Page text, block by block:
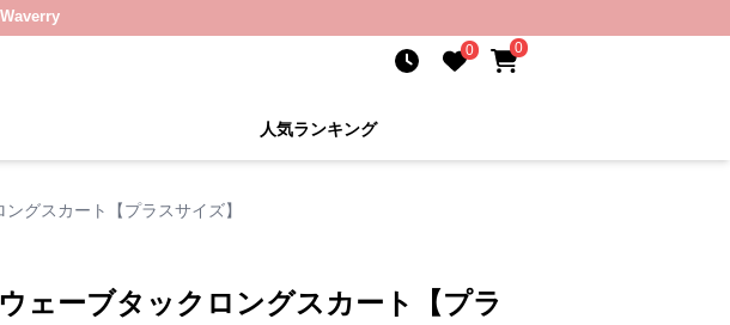
0 0
人気ランキング
グスカート【プラスサイズ】
ェーブタックロングスカート【プラ